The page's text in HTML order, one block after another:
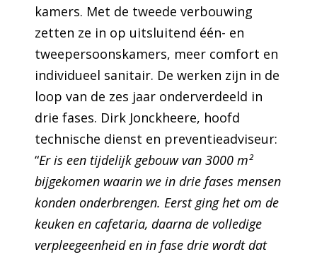
kamers. Met de tweede verbouwing
zetten ze in op uitsluitend één- en
tweepersoonskamers, meer comfort en
individueel sanitair. De werken zijn in de
loop van de zes jaar onderverdeeld in
drie fases. Dirk Jonckheere, hoofd
technische dienst en preventieadviseur:
“Er is een tijdelijk gebouw van 3000 m²
bijgekomen waarin we in drie fases mensen
konden onderbrengen. Eerst ging het om de
keuken en cafetaria, daarna de volledige
verpleegeenheid en in fase drie wordt dat